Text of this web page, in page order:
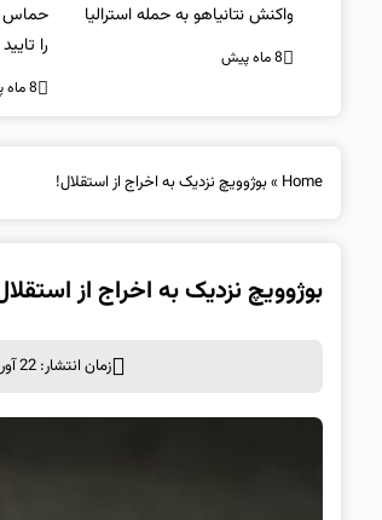
واکنش نتانیاهو به حمله استرالیا
8 ماه پیش
حماس
را
8 ماه پیش
Home
»بوژوویچ نزدیک به اخراج از استقلال!
بوژوویچ نزدیک به اخراج از
زمان انتشار: 22 آوریل 2025 ساعت 17:54